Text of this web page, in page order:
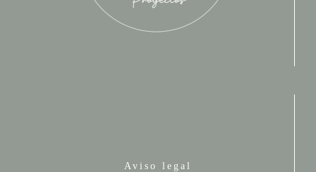
Aviso legal